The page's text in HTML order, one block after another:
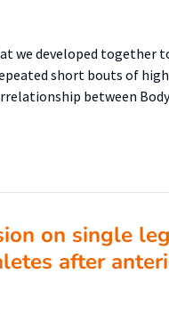
we developed together
short bouts of
between Body
on single
after